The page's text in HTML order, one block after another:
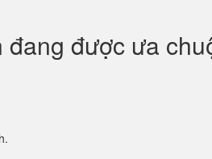
đang được ưa